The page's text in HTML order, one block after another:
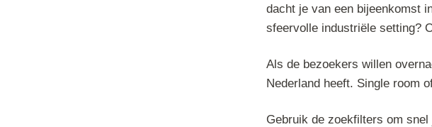
dacht je van een bijeenkomst
sfeervolle industriële setting?
Als de bezoekers willen
Nederland heeft. Single room
Gebruik de zoekfilters om